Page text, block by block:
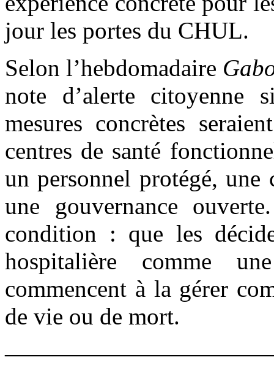
jour les portes du CHUL.
Selon l’hebdomadaire
note d’alerte citoyenne
mesures concrètes
centres de santé
un personnel protégé, une
une gouvernance
condition : que les
hospitalière comme
commencent à la gérer
de vie ou de mort.